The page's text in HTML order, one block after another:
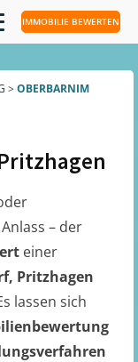
IMMOBILIE BEWERTEN
> OBERBARNIM
– der
einer
Pritzhagen
lassen sich